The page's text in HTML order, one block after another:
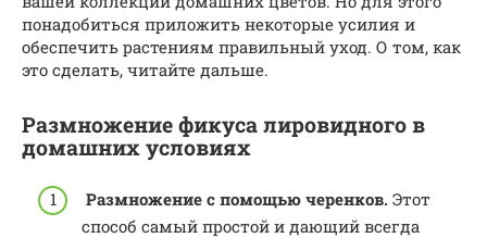
понадобиться приложить некоторые усилия и
обеспечить растениям правильный уход. О том, как
это сделать, читайте дальше.
Размножение фикуса лировидного в
домашних условиях
Размножение с помощью черенков. Этот
способ самый простой и дающий всегда